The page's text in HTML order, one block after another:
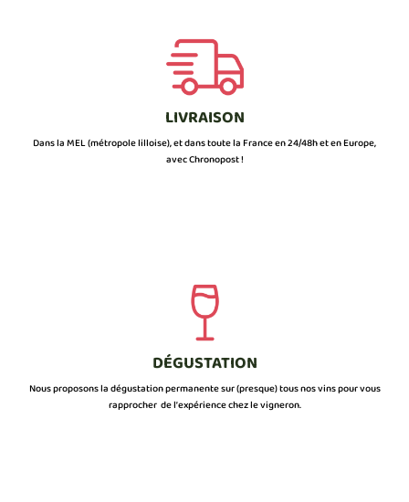
LIVRAISON
Dans la MEL (métropole lilloise), et dans toute la France en 24/48h et en Europe,
avec Chronopost !
DÉGUSTATION
Nous proposons la dégustation permanente sur (presque) tous nos vins pour vous
rapprocher de l’expérience chez le vigneron.